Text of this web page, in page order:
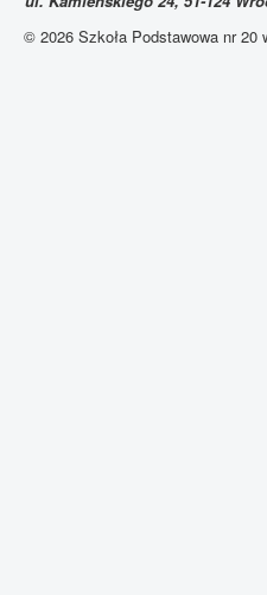
© 2026 Szkoła Podstawowa nr 20